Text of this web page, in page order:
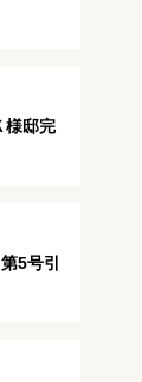
様邸完
5号引